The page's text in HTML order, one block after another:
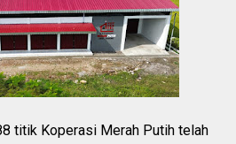
titik Koperasi Merah Putih telah